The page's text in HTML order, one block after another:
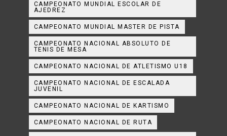
CAMPEONATO MUNDIAL ESCOLAR DE
AJEDREZ
CAMPEONATO MUNDIAL MASTER DE PISTA
CAMPEONATO NACIONAL ABSOLUTO DE
TENIS DE MESA
CAMPEONATO NACIONAL DE ATLETISMO U18
CAMPEONATO NACIONAL DE ESCALADA
JUVENIL
CAMPEONATO NACIONAL DE KARTISMO
CAMPEONATO NACIONAL DE RUTA